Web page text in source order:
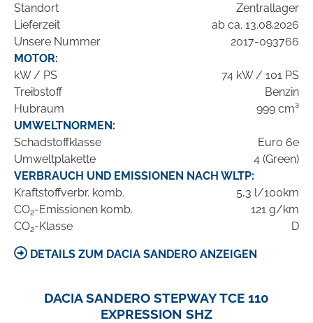
Standort
Zentrallager
Lieferzeit
ab ca. 13.08.2026
Unsere Nummer
2017-093766
MOTOR:
kW / PS
74 kW / 101 PS
Treibstoff
Benzin
Hubraum
999 cm³
UMWELTNORMEN:
Schadstoffklasse
Euro 6e
Umweltplakette
4 (Green)
VERBRAUCH UND EMISSIONEN NACH WLTP:
Kraftstoffverbr. komb.
5,3 l/100km
CO2-Emissionen komb.
121 g/km
CO2-Klasse D
DETAILS ZUM DACIA SANDERO ANZEIGEN
DACIA SANDERO STEPWAY TCE 110
EXPRESSION SHZ